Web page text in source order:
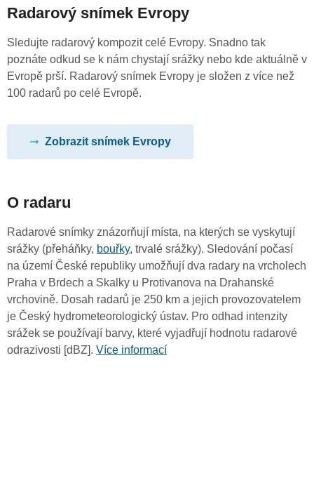
Radarový snímek Evropy
Sledujte radarový kompozit celé Evropy. Snadno tak
poznáte odkud se k nám chystají srážky nebo kde aktuálně v
Evropě prší. Radarový snímek Evropy je složen z více než
100 radarů po celé Evropě.
Zobrazit snímek Evropy
O radaru
Radarové snímky znázorňují místa, na kterých se vyskytují
srážky (přeháňky, bouřky, trvalé srážky). Sledování počasí
na území České republiky umožňují dva radary na vrcholech
Praha v Brdech a Skalky u Protivanova na Drahanské
vrchovině. Dosah radarů je 250 km a jejich provozovatelem
je Český hydrometeorologický ústav. Pro odhad intenzity
srážek se používají barvy, které vyjadřují hodnotu radarové
odrazivosti [dBZ]. Více informací